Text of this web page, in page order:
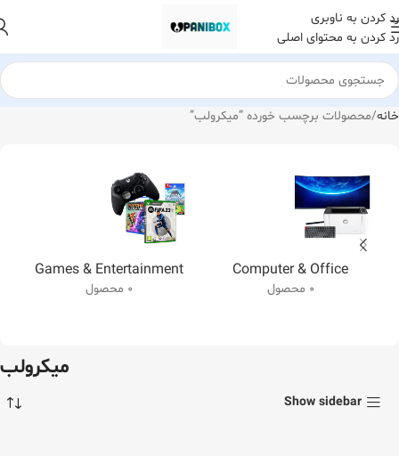
رد کردن به ناوبری
رد کردن به محتوای اصلی
خانه محصولات برچسب خورده “میکرولب”
Computer & Office
0 محصول
Games & Entertainment
0 محصول
میکرولب
Show sidebar